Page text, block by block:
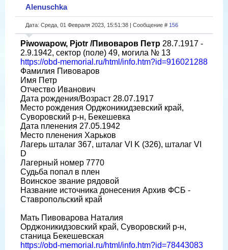
Alenuschka
Дата: Среда, 01 Февраля 2023, 15:51:38 | Сообщение # 156
Piwowapow, Pjotr /Пивоваров Петр 28.7.1917 -
2.9.1942, сектор (поле) 49, могила № 13
https://obd-memorial.ru/html/info.htm?id=916021288
Фамилия Пивоваров
Имя Петр
Отчество Иванович
Дата рождения/Возраст 28.07.1917
Место рождения Орджоникидзевский край,
Суворовский р-н, Бекешевка
Дата пленения 27.05.1942
Место пленения Харьков
Лагерь шталаг 367, шталаг VI K (326), шталаг VI
D
Лагерный номер 7770
Судьба попал в плен
Воинское звание рядовой
Название источника донесения Архив ФСБ -
Ставропольский край
Мать Пивоварова Наталия
Орджоникидзовский край, Суворовский р-н,
станица Бекешевская
https://obd-memorial.ru/html/info.htm?id=78443083